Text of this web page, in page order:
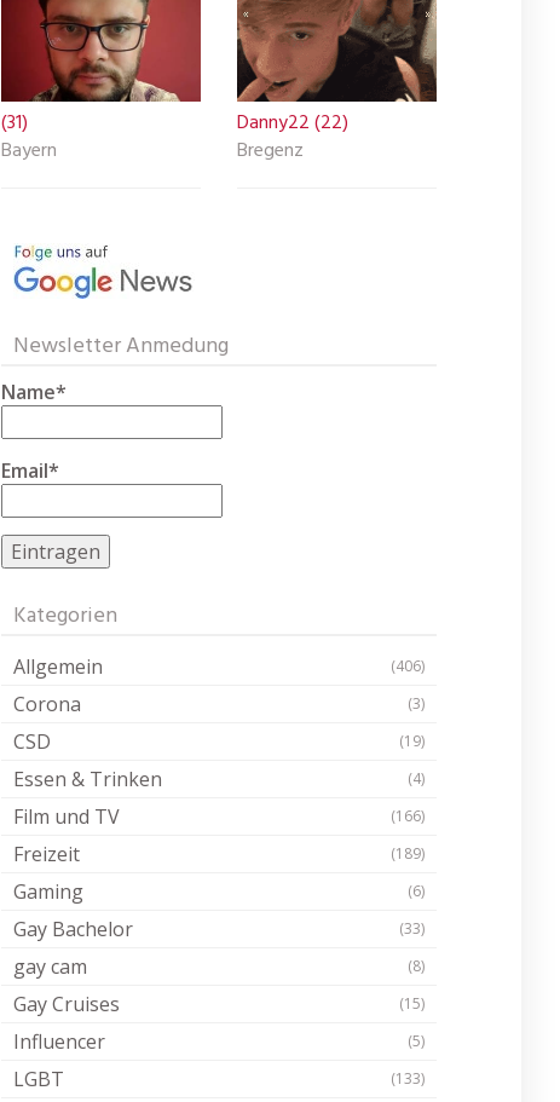
(31)
Bayern
Danny22 (22)
Bregenz
Newsletter Anmedung
Name*
Email*
Kategorien
Allgemein (406)
Corona (3)
CSD (19)
Essen & Trinken (4)
Film und TV (166)
Freizeit (189)
Gaming (6)
Gay Bachelor (33)
gay cam (8)
Gay Cruises (15)
Influencer (5)
LGBT (133)